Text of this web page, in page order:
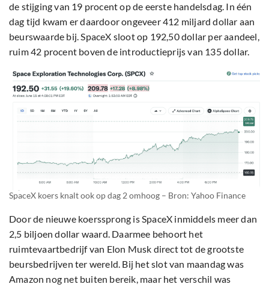
de stijging van 19 procent op de eerste handelsdag. In één
dag tijd kwam er daardoor ongeveer 412 miljard dollar aan
beurswaarde bij. SpaceX sloot op 192,50 dollar per aandeel,
ruim 42 procent boven de introductieprijs van 135 dollar.
SpaceX koers knalt ook op dag 2 omhoog – Bron: Yahoo Finance
Door de nieuwe koerssprong is SpaceX inmiddels meer dan
2,5 biljoen dollar waard. Daarmee behoort het
ruimtevaartbedrijf van Elon Musk direct tot de grootste
beursbedrijven ter wereld. Bij het slot van maandag was
Amazon nog net buiten bereik, maar het verschil was